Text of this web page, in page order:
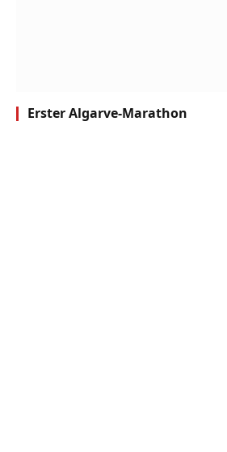
Erster Algarve-Marathon